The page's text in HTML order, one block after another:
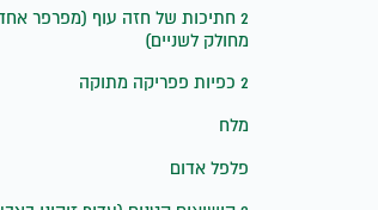
2 חתיכות של חזה עוף (מפרפר
מחולק לשניים)
2 כפיות פפריקה מתוקה
מלח
פלפל אדום